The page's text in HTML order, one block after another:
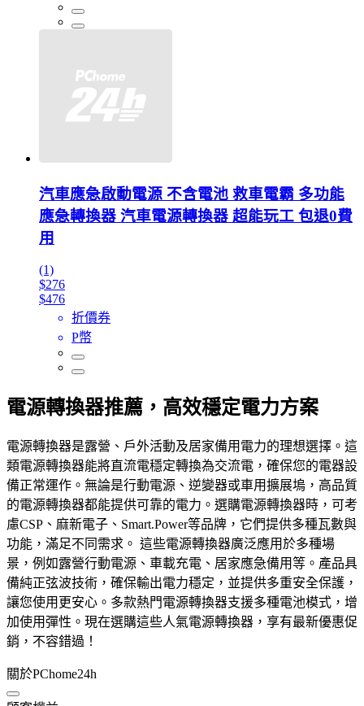
汽車應急啟動電源 不含電池 救車電霸 多功能
應急轉換器 汽車電源轉換器 超能玩工 包退0費
用
(1)
$276
$476
折價券
P幣
電源轉換器推薦，高效穩定電力方案
電源轉換器是露營、戶外活動及居家備用電力的理想選擇。這
類電源轉換器能將直流電穩定轉換為交流電，確保您的電器設
備正常運作。無論是行動電源、逆變器或車用擴展塢，高品質
的電源轉換器都能提供可靠的電力。選購電源轉換器時，可考
慮CSP、麻新電子、Smart.Power等品牌，它們提供多種瓦數與
功能，滿足不同需求。 這些電源轉換器廣泛應用於多種場
景，例如露營行動電源、車載充電、居家應急備用等。產品具
備純正弦波技術，確保輸出電力穩定，並提供多重安全保護，
讓您使用更安心。多款熱門電源轉換器支援多種電池模式，增
加使用彈性。現在選購這些人氣電源轉換器，享有最新優惠促
銷，不容錯過！
關於PChome24h